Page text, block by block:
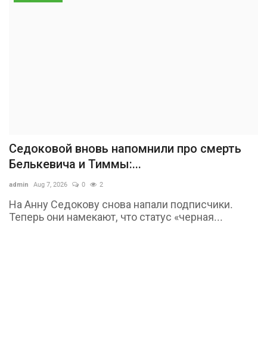
Седоковой вновь напомнили про смерть
Белькевича и Тиммы:...
admin Aug 7, 2026 0 2
На Анну Седокову снова напали подписчики.
Теперь они намекают, что статус «черная...